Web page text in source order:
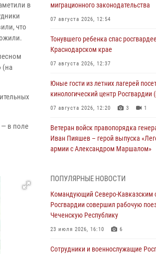
в
что
(на
— в поле
миграционного законодательства
07 августа 2026, 12:54
Тонувшего ребенка спас
Краснодарском крае
07 августа 2026, 12:37
Юные гости из летних лагерей
кинологический центр Росгвардии
07 августа 2026, 12:20 3 1
Ветеран войск правопорядка
Иван Пияшев – герой выпуска
армии с Александром Маршалом»
Представители ФСБ России по
округу Росгвардии и ветераны
контрразведки почтили память
Кузнецова
07 августа 2026, 12:00
Росгвардейцы пресекли попытку
ПОПУЛЯРНЫЕ НОВОСТИ
Командующий Северо-Кавказским
Росгвардии совершил рабочую
Чеченскую Республику
23 июля 2026, 16:10 6
Сотрудники и военнослужащие